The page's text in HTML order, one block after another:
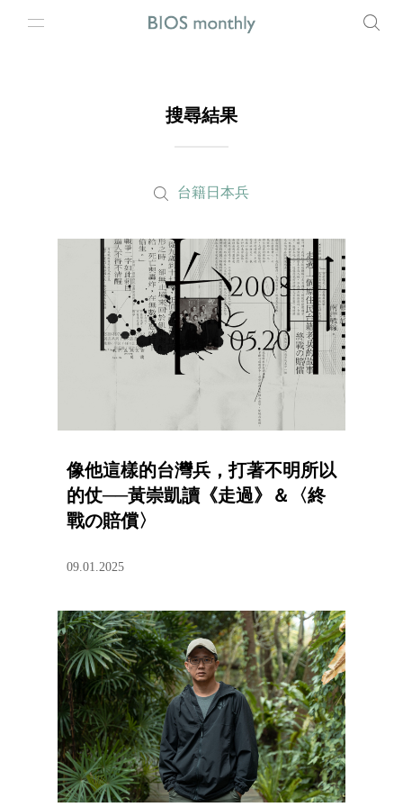
搜尋結果
台籍日本兵
像他這樣的台灣兵，打著不明所以
的仗──黃崇凱讀《走過》＆〈終
戰の賠償〉
09.01.2025